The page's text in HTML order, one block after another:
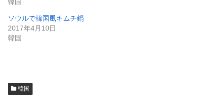
ソウルで韓国風キムチ鍋
2017年4月10日
韓国
韓国